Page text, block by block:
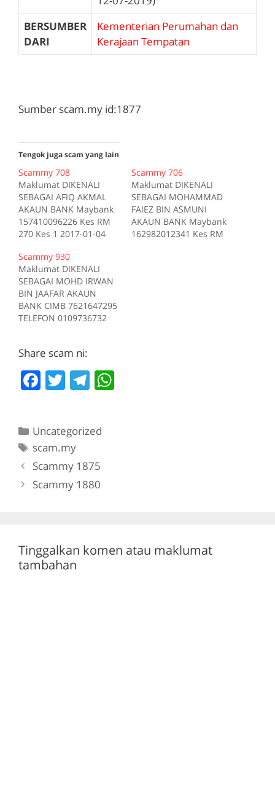
BERSUMBER
DARI
Kementerian Perumahan dan
Kerajaan Tempatan
Sumber scam.my id:1877
Tengok juga scam yang lain
Scammy 708
Maklumat DIKENALI
SEBAGAI AFIQ AKMAL
AKAUN BANK Maybank
157410096226 Kes RM
270 Kes 1 2017-01-04
Sumber scam.my id:708
Scammy 706
Maklumat DIKENALI
SEBAGAI MOHAMMAD
FAIEZ BIN ASMUNI
AKAUN BANK Maybank
162982012341 Kes RM
Scammy 930
Maklumat DIKENALI
SEBAGAI MOHD IRWAN
BIN JAAFAR AKAUN
BANK CIMB 7621647295
TELEFON 0109736732
deskripsi Sumber
Share scam ni:
F
e
b
o
T
er
T
gr
a
m
Categories
Uncategorized
Tags
scam.my
Scammy 1875
Scammy 1880
Tinggalkan komen atau maklumat
tambahan